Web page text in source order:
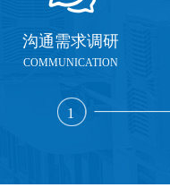
沟通需求调研
COMMUNICATION
1